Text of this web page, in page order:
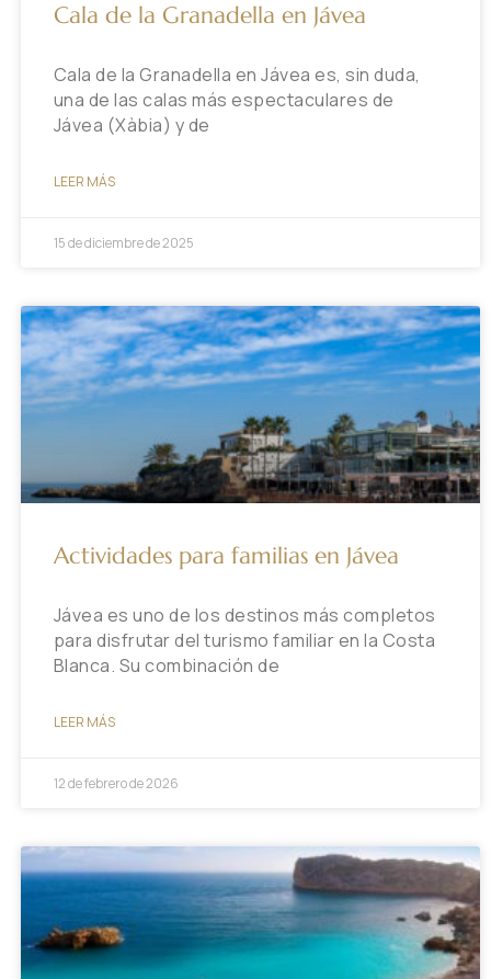
Cala de la Granadella en Jávea
Cala de la Granadella en Jávea es, sin duda,
una de las calas más espectaculares de
Jávea (Xàbia) y de
LEER MÁS
15 de diciembre de 2025
Actividades para familias en Jávea
Jávea es uno de los destinos más completos
para disfrutar del turismo familiar en la Costa
Blanca. Su combinación de
LEER MÁS
12 de febrero de 2026